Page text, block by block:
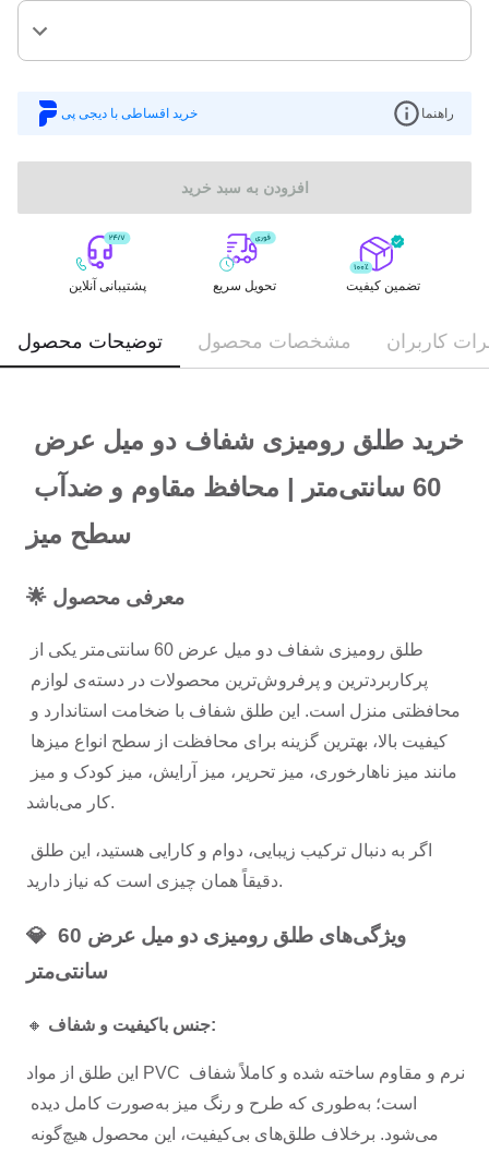
خرید اقساطی با دیجی پی راهنما
افزودن به سبد خرید
پشتیبانی آنلاین تحویل سریع تضمین کیفیت
توضیحات محصول مشخصات محصول کاربران
سطح میز
🌟 معرفی محصول
کار می‌باشد.
دقیقاً همان چیزی است که نیاز دارید.
💎 ویژگی‌های طلق رومیزی دو میل عرض 60
سانتی‌متر
🔸 جنس باکیفیت و شفاف:
این طلق از مواد PVC نرم و مقاوم ساخته شده و کاملاً شفاف